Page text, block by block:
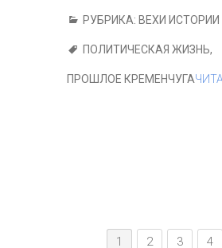
РУБРИКА: ВЕХИ
ПОЛИТИЧЕСКАЯ ЖИЗНЬ,
ПРОШЛОЕ КРЕМЕНЧУГА
1 2 3 4